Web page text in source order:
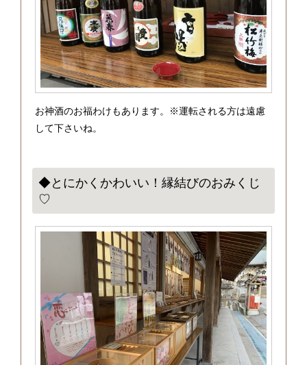
お神酒のお福わけもあります。※運転される方は遠慮
して下さいね。
◆とにかくかわいい！縁結びのおみくじ
♡